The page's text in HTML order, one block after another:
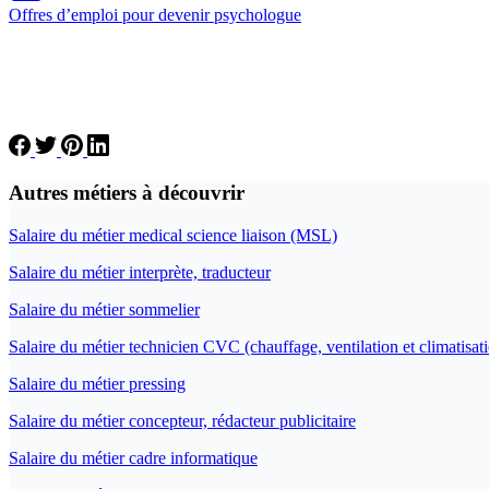
Offres d’emploi pour devenir psychologue
Autres métiers à découvrir
Salaire du métier medical science liaison (MSL)
Salaire du métier interprète, traducteur
Salaire du métier sommelier
Salaire du métier technicien CVC (chauffage, ventilation et
Salaire du métier pressing
Salaire du métier concepteur, rédacteur publicitaire
Salaire du métier cadre informatique